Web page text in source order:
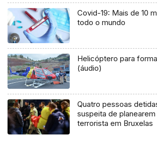
Covid-19: Mais de 10
todo o mundo
Helicóptero para
(áudio)
Quatro pessoas
suspeita de
terrorista em Bruxelas